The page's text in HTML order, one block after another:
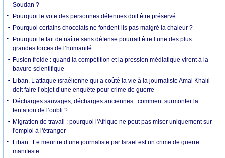
Soudan ?
Pourquoi le vote des personnes détenues doit être préservé
Pourquoi certains chocolats ne fondent-ils pas malgré la chaleur ?
Pourquoi le fait de naître sans défense pourrait être l’une des plus
grandes forces de l’humanité
Fusion froide : quand la compétition et la pression médiatique virent à la
bavure scientifique
Liban. L’attaque israélienne qui a coûté la vie à la journaliste Amal Khalil
doit faire l’objet d’une enquête pour crime de guerre
Décharges sauvages, décharges anciennes : comment surmonter la
tentation de l’oubli ?
Migration de travail : pourquoi l'Afrique ne peut pas miser uniquement sur
l'emploi à l'étranger
Liban : Le meurtre d’une journaliste par Israël est un crime de guerre
manifeste